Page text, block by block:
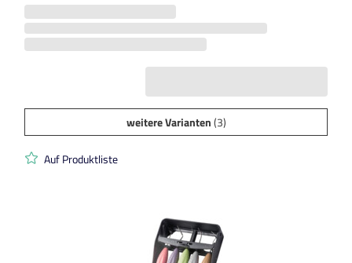
weitere Varianten(3)
Auf Produktliste